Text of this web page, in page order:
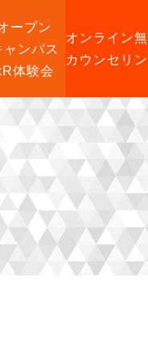
ープン
ャンパス
体験会
オンライン
カウンセリ